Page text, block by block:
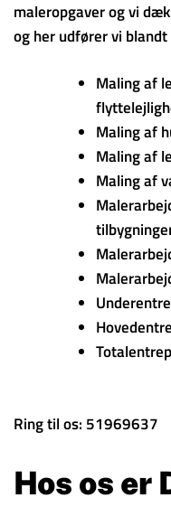
maleropgaver og vi
og her udfører vi
Maling af
Maling af
Maling af
Maling af
Ring til os: 51969637
Hos os er